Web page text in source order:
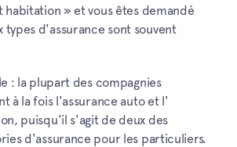
habitation » et vous êtes demandé
types d'assurance sont souvent
: la plupart des compagnies
à la fois l'assurance auto et l'
puisqu'il s'agit de deux des
d'assurance pour les particuliers.